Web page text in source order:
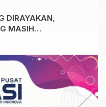
DIRAYAKAN,
MASIH